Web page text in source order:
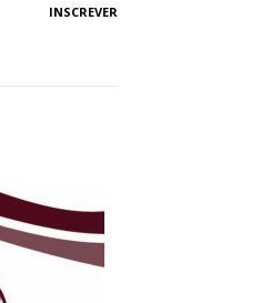
INSCREVER